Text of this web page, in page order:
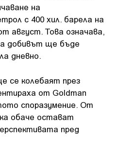
на
с 400 хил. барела на
август. Това означава,
добивът ще бъде
дневно.
се колебаят през
от Goldman
споразумение. От
обаче остават
пред